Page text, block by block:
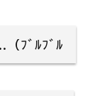
ﾌﾞﾙﾌﾞﾙ